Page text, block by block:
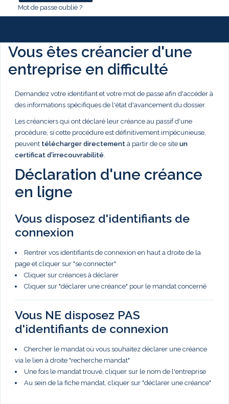
Mot de passe oublié ?
Vous êtes créancier d'une
entreprise en difficulté
Demandez votre identifiant et votre mot de passe afin d'accéder à
des informations spécifiques de l'état d'avancement du dossier.
Les créanciers qui ont déclaré leur créance au passif d'une
procédure, si cette procédure est définitivement impécunieuse,
peuvent télécharger directement à partir de ce site un
certificat d'irrecouvrabilité.
Déclaration d'une créance
en ligne
Vous disposez d'identifiants de
connexion
Rentrer vos identifiants de connexion en haut a droite de la
page et cliquer sur "se connecter"
Cliquer sur créances à déclarer
Cliquer sur "déclarer une créance" pour le mandat concerné
Vous NE disposez PAS
d'identifiants de connexion
Chercher le mandat où vous souhaitez déclarer une créance
via le lien à droite "recherche mandat"
Une fois le mandat trouvé, cliquer sur le nom de l'entreprise
Au sein de la fiche mandat, cliquer sur "déclarer une créance"